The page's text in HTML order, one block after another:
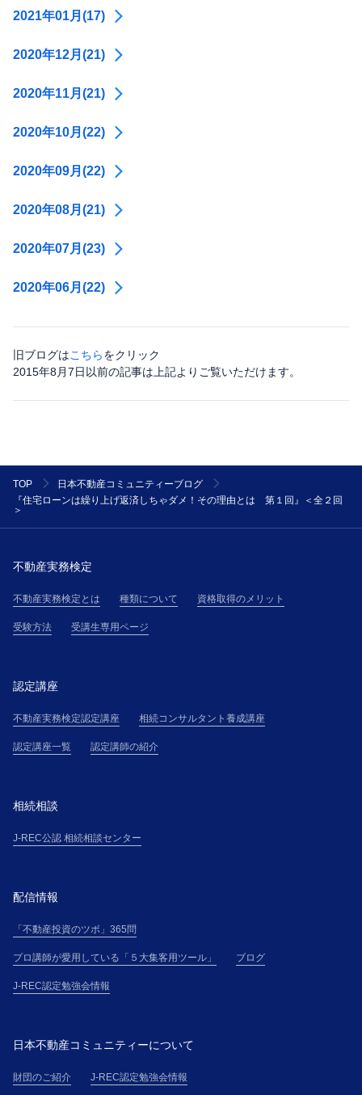
2021年01月(17)
2020年12月(21)
2020年11月(21)
2020年10月(22)
2020年09月(22)
2020年08月(21)
2020年07月(23)
2020年06月(22)
旧ブログはこちらをクリック
2015年8月7日以前の記事は上記よりご覧いただけます。
TOP
日本不動産コミュニティーブログ
『住宅ローンは繰り上げ返済しちゃダメ！その理由とは 第１回』＜全２回
＞
不動産実務検定
不動産実務検定とは 種類について 資格取得のメリット
受験方法 受講生専用ページ
認定講座
不動産実務検定認定講座 相続コンサルタント養成講座
認定講座一覧 認定講師の紹介
相続相談
J-REC公認 相続相談センター
配信情報
「不動産投資のツボ」365問
プロ講師が愛用している「５大集客用ツール」 ブログ
J-REC認定勉強会情報
日本不動産コミュニティーについて
財団のご紹介 J-REC認定勉強会情報